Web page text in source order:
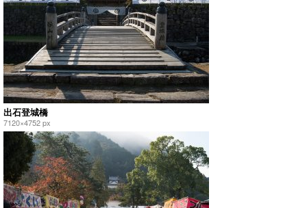
出石登城橋
7120×4752 px